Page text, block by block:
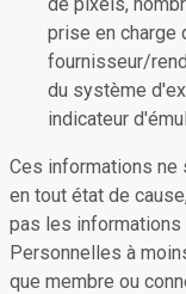
prise en charge
fournisseur/
du système
indicateur
Ces informations ne
en tout état de
pas les informations
Personnelles à
que membre ou